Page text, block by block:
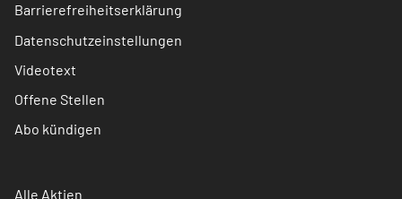
Barrierefreiheitserklärung
Datenschutzeinstellungen
Videotext
Offene Stellen
Abo kündigen
Alle Aktien